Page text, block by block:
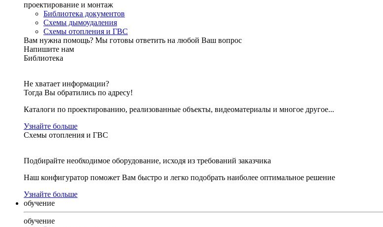
проектирование и монтаж
Библиотека документов
Схемы дымоудаления
Схемы отопления и ГВС
Вам нужна помощь? Мы готовы ответить на любой Ваш вопрос
Напишите нам
Библиотека
Не хватает информации?
Тогда Вы обратились по адресу!
Каталоги по проектированию, реализованные объекты, видеоматериалы и многое другое...
Узнайте больше
Схемы отопления и ГВС
Подбирайте необходимое оборудование, исходя из требований заказчика
Наш конфигуратор поможет Вам быстро и легко подобрать наиболее оптимальное решение
Узнайте больше
обучение
обучение